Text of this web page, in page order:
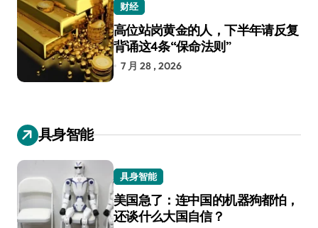
财经
高位站岗黄金的人，下半年请反复
背诵这4条“保命法则”
7 月 28 , 2026
具身智能
具身智能
美国急了：连中国的机器狗都怕，
还谈什么大国自信？